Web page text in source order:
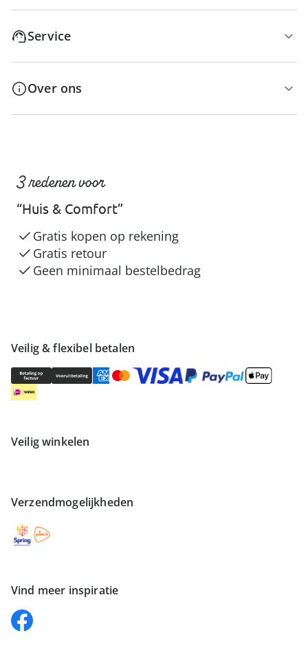
Service
Over ons
Veilig & flexibel betalen
Veilig winkelen
Verzendmogelijkheden
Vind meer inspiratie
3 redenen voor
“Huis & Comfort”
Gratis kopen op rekening
Gratis retour
Geen minimaal bestelbedrag